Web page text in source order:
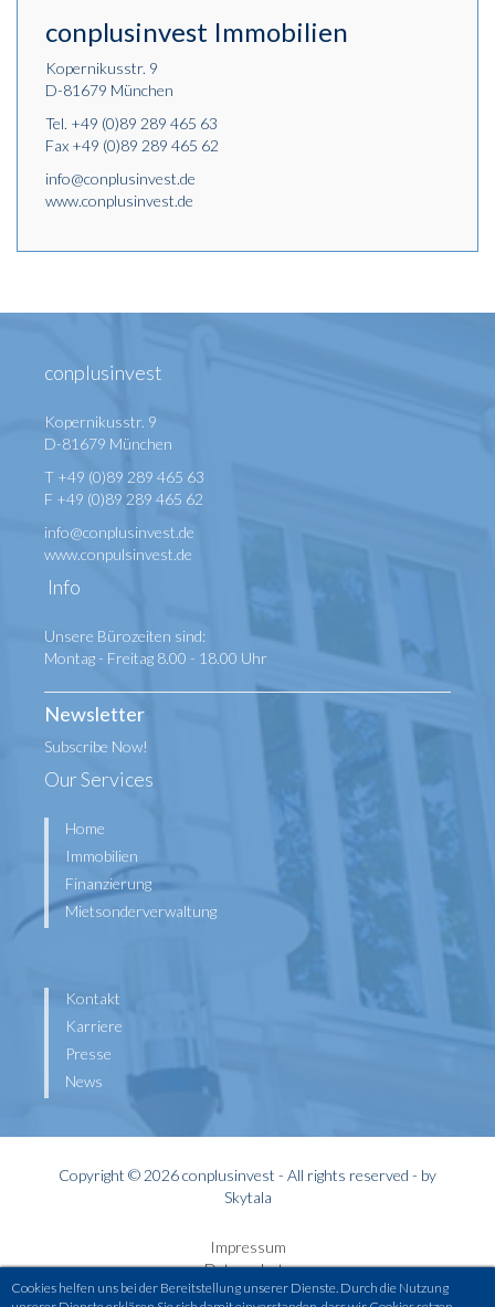
Cookies helfen uns bei der Bereitstellung unserer Dienste. Durch die Nutzung
conplusinvest Immobilien
Kopernikusstr. 9
D-81679 München
Tel. +49 (0)89 289 465 63
Fax +49 (0)89 289 465 62
info@conplusinvest.de
www.conplusinvest.de
conplusinvest
Kopernikusstr. 9
D-81679 München
T +49 (0)89 289 465 63
F +49 (0)89 289 465 62
info@conplusinvest.de
www.conpulsinvest.de
Info
Unsere Bürozeiten sind:
Montag - Freitag 8.00 - 18.00 Uhr
Newsletter
Subscribe Now!
Our Services
Home
Immobilien
Finanzierung
Mietsonderverwaltung
Kontakt
Karriere
Presse
News
Copyright © 2026 conplusinvest - All rights reserved - by
Skytala
Impressum
Datenschutz
Widerrufsbelehrung